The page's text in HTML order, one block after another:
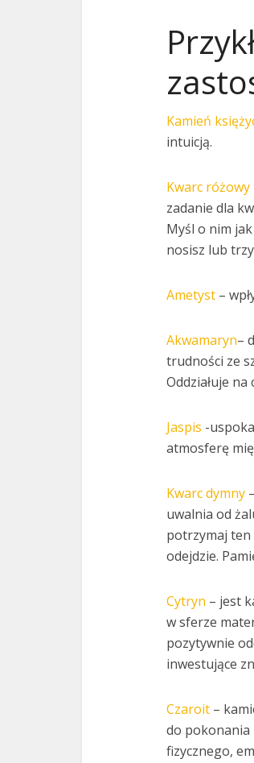
Kamień
intuicją.
Kwarc różowy
zadanie dla
Myśl o nim
nosisz lub
Ametyst –
Akwamaryn–
trudności ze
Oddziałuje
Jaspis -
atmosferę
Kwarc dymny
uwalnia od
potrzymaj ten
odejdzie.
Cytryn – jest
w sferze
pozytywnie
inwestujące
Czaroit –
do pokonania
fizycznego,